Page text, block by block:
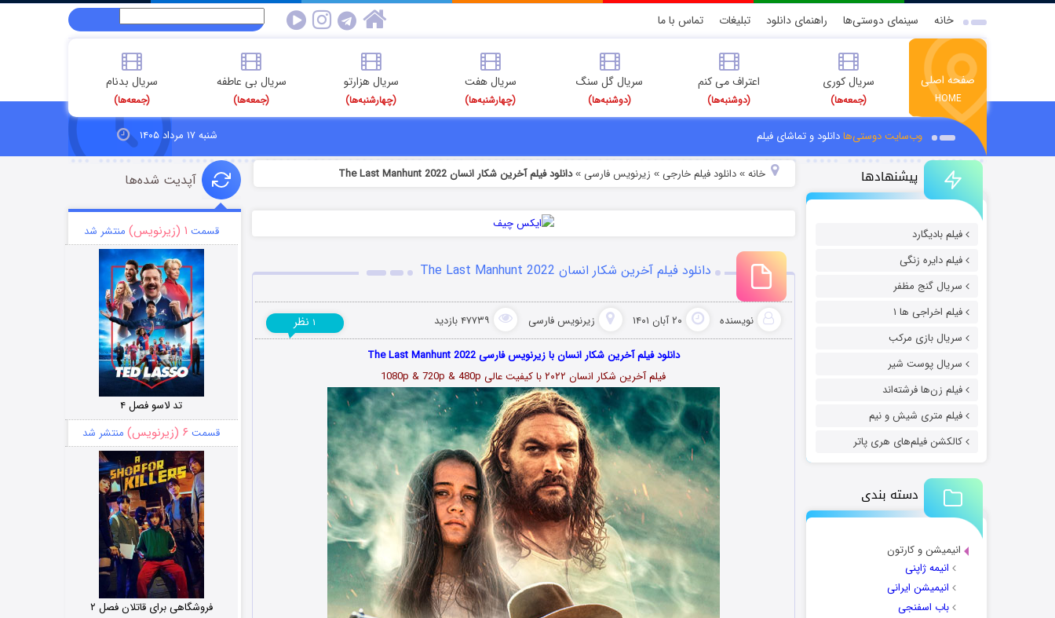
خانه سینمای دوستی‌ها راهنمای دانلود تبلیغات تماس با ما
صفحه اصلی
HOME
سریال کوری
(جمعه‌ها)
اعتراف می کنم
(دوشنبه‌ها)
سریال گل سنگ
(دوشنبه‌ها)
سریال هفت
(چهارشنبه‌ها)
سریال هزارتو
(چهارشنبه‌ها)
سریال بی عاطفه
(جمعه‌ها)
سریال بدنام
(جمعه‌ها)
وب‌سایت دوستی‌هادانلود و تماشای فیلم شنبه ۱۷ مرداد ۱۴۰۵
پیشنهادها
فیلم بادیگارد
فیلم دایره زنگی
سریال گنج مظفر
فیلم اخراجی ها ۱
سریال بازی مرکب
سریال پوست شیر
فیلم زن‌ها فرشته‌اند
فیلم متری شیش و نیم
کالکشن فیلم‌های هری پاتر
دسته بندی
انیمیشن و کارتون
انیمه ژاپنی
انیمیشن ایرانی
باب اسفنجی
خانه» دانلود فیلم خارجی » زیرنویس فارسی »دانلود فیلم آخرین شکار انسان The Last Manhunt 2022
دانلود فیلم آخرین شکار انسان The Last Manhunt 2022
نویسنده ۲۰ آبان ۱۴۰۱ زیرنویس فارسی ۴۷۷۳۹ بازدید ۱ نظر
دانلود فیلم آخرین شکار انسان با زیرنویس فارسی The Last Manhunt 2022
فیلم آخرین شکار انسان۲۰۲۲ با کیفیت عالی 1080p & 720p & 480p
آپدیت شده‌ها
قسمت ۱ (زیرنویس) منتشر شد
تد لاسو فصل ۴
قسمت ۶ (زیرنویس) منتشر شد
فروشگاهی برای قاتلان فصل ۲